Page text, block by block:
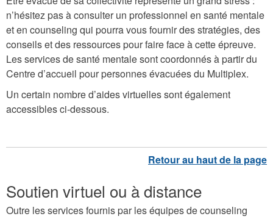
n’hésitez pas à consulter un professionnel en santé mentale
et en counseling qui pourra vous fournir des stratégies, des
conseils et des ressources pour faire face à cette épreuve.
Les services de santé mentale sont coordonnés à partir du
Centre d’accueil pour personnes évacuées du Multiplex.
Un certain nombre d’aides virtuelles sont également
accessibles ci-dessous.
Soutien virtuel ou à distance
Outre les services fournis par les équipes de counseling